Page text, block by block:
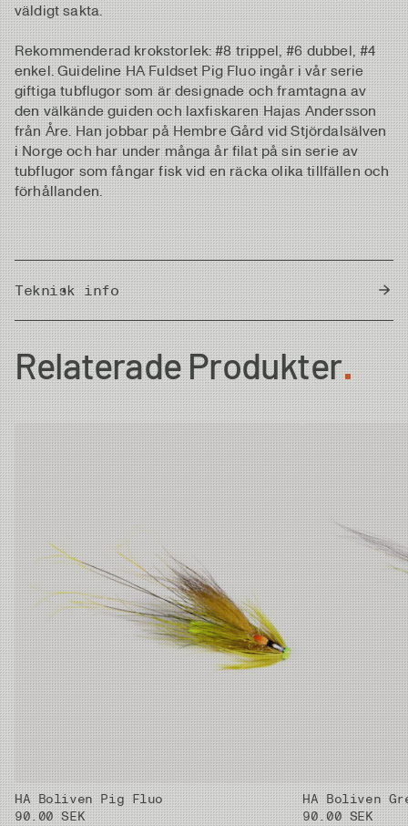
väldigt sakta.
Rekommenderad krokstorlek: #8 trippel, #6 dubbel, #4
enkel. Guideline HA Fuldset Pig Fluo ingår i vår serie
giftiga tubflugor som är designade och framtagna av
den välkände guiden och laxfiskaren Hajas Andersson
från Åre. Han jobbar på Hembre Gård vid Stjördalsälven
i Norge och har under många år filat på sin serie av
tubflugor som fångar fisk vid en räcka olika tillfällen och
förhållanden.
Teknisk info
Country of Origin Thailand
Relaterade Produkter
HA Boliven Pig Fluo
90.00 SEK
HA Boliven
90.00 SEK